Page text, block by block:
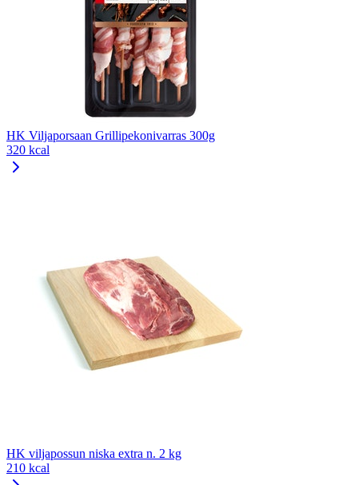
HK Viljaporsaan Grillipekonivarras 300g
320 kcal
HK viljapossun niska extra n. 2 kg
210 kcal